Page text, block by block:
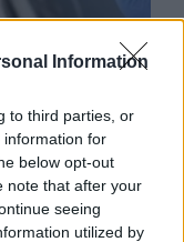
Information
to third parties, or
information for
below opt-out
note that after your
seeing
utilized by
на САЩ, в